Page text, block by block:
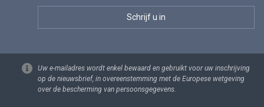
Uw e-mailadres wordt enkel bewaard en gebruikt voor uw inschrijving
op de nieuwsbrief, in overeenstemming met de Europese wetgeving
over de bescherming van persoonsgegevens.